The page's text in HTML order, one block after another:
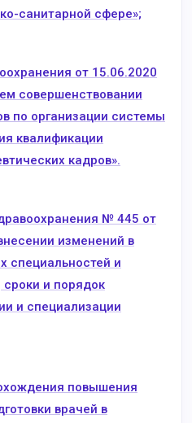
санитарной сфере»;
от 15.06.2020
совершенствовании
по организации системы
квалификации
кадров».
№ 445 от
изменений в
специальностей и
и порядок
и специализации
повышения
врачей в